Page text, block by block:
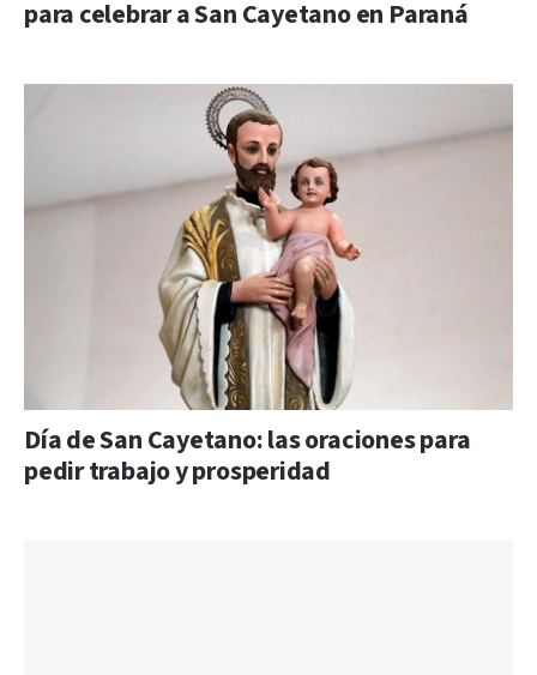
para celebrar a San Cayetano en Paraná
Día de San Cayetano: las oraciones para
pedir trabajo y prosperidad